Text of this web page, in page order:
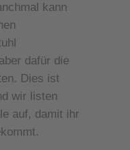
kann
dafür die
Dies ist
wir listen
auf, damit ihr